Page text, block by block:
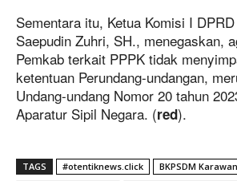
Sementara itu, Ketua Komisi I
Saepudin Zuhri, SH., menegaskan,
Pemkab terkait PPPK tidak
ketentuan Perundang-undangan,
Undang-undang Nomor 20 tahun
Aparatur Sipil Negara. (red).
TAGS #otentiknews.click
BKPSDM